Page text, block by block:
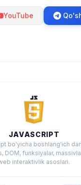
YouTube
JAVASCRIPT
bo'yicha boshlang'ich
DOM, funksiyalar,
interaktivlik asoslari.